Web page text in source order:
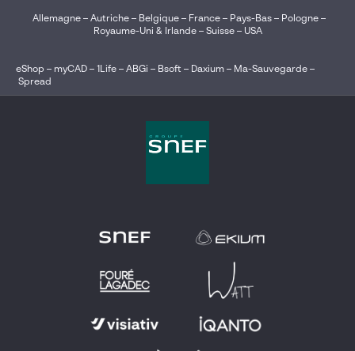
Allemagne– Autriche– Belgique – France– Pays-Bas– Pologne–
Royaume-Uni & Irlande– Suisse– USA
eShop – myCAD – 1Life – ABGi – Bsoft – Daxium – Ma-Sauvegarde –
Spread